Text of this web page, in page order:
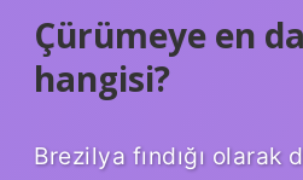
Çürümeye en
hangisi?
Brezilya fındığı olarak